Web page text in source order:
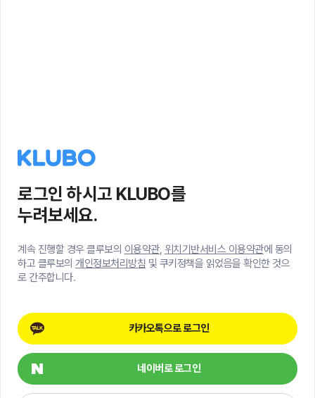
로그인 하시고 KLUBO를
누려보세요.
계속 진행할 경우 클루보의 이용약관, 위치기반서비스 이용약관에 동의
하고 클루보의 개인정보처리방침 및 쿠키정책을 읽었음을 확인한 것으
로 간주합니다.
카카오톡으로 로그인
네이버로 로그인